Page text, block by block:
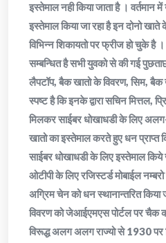
इस्तेमाल नही किया जाता है ।
इस्तेमाल किया जा रहा है इन दोनो
विभिन्न शिकायतो पर फ्रीज हो चुके है
सम्बन्धित है सभी युवको से की गई
लैपटॉप, बैक खातो के विवरण, सिम,
स्पष्ट है कि इनके द्वारा सचिन मित्तल,
मिलकर साईबर धोखाधडी के लिए
खातो का इस्तेमाल करते हुए धन प्राप्त
साईबर धोखाधडी के लिए इस्तेमाल
ओटीपी के लिए रजिस्टर्ड मोबाईल
अग्रिम चेन को धन स्थानान्तरित किया
विवरण को जेआईएमएस पोर्टल पर चैक
विरूद्ध अलग अलग राज्यो से 1930 पर